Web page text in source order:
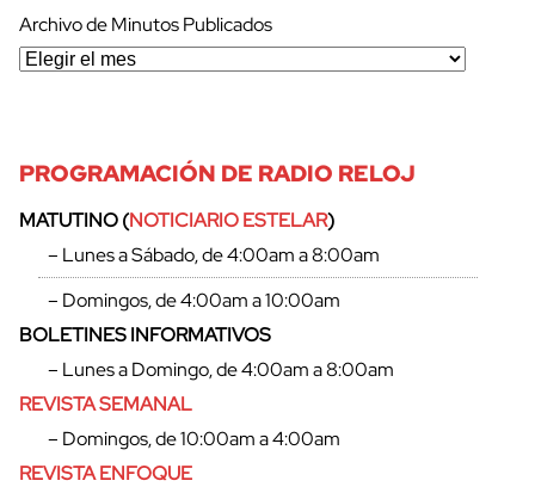
Archivo de Minutos Publicados
PROGRAMACIÓN DE RADIO RELOJ
MATUTINO (NOTICIARIO ESTELAR)
– Lunes a Sábado, de 4:00am a 8:00am
– Domingos, de 4:00am a 10:00am
BOLETINES INFORMATIVOS
– Lunes a Domingo, de 4:00am a 8:00am
REVISTA SEMANAL
– Domingos, de 10:00am a 4:00am
REVISTA ENFOQUE